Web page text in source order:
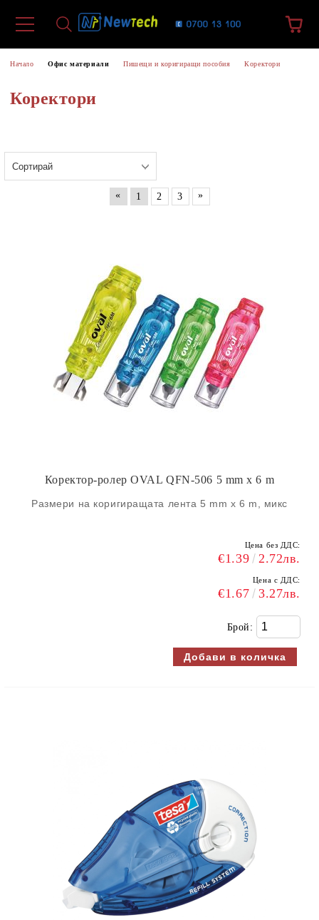
Начало Офис материали Пишещи и коригиращи пособия Коректори
Коректори
« 1 2 3 »
Коректор-ролер OVAL QFN-506 5 mm x 6 m
Размери на коригиращата лента 5 mm x 6 m, микс
Цена без ДДС:
€1.39 2.72лв.
Цена с ДДС:
€1.67 3.27лв.
Брой: